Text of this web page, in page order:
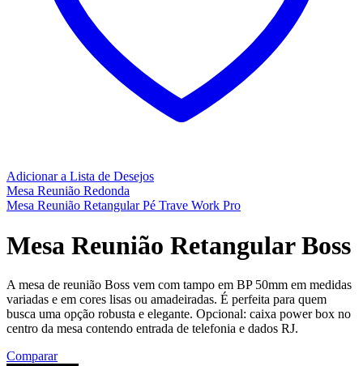
Adicionar a Lista de Desejos
Mesa Reunião Redonda
Mesa Reunião Retangular Pé Trave Work Pro
Mesa Reunião Retangular Boss
A mesa de reunião Boss vem com tampo em BP 50mm em medidas
variadas e em cores lisas ou amadeiradas. É perfeita para quem
busca uma opção robusta e elegante. Opcional: caixa power box no
centro da mesa contendo entrada de telefonia e dados RJ.
Comparar